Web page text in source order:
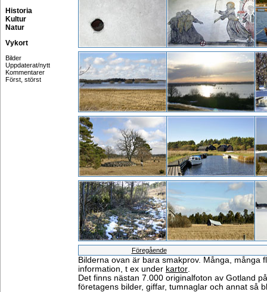
Historia
Kultur
Natur
Vykort
Bilder
Uppdaterat/nytt
Kommentarer
Först, störst
Föregående
Bilderna ovan är bara smakprov. Många, många
information, t ex under kartor.
Det finns nästan 7.000 originalfoton av Gotland
företagens bilder, giffar, tumnaglar och annat så